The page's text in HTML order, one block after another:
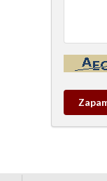
Kontrola
wpis